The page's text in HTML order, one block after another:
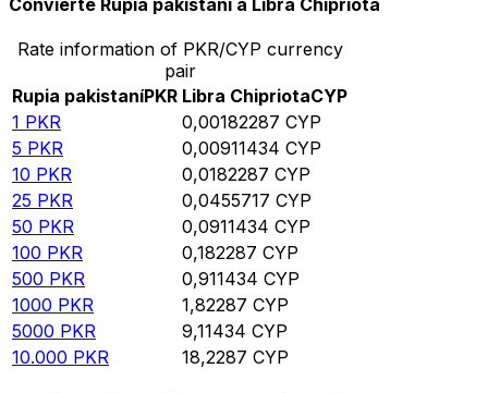
Rate information of PKR/CYP currency
pair
Rupia pakistaníPKR Libra ChipriotaCYP
1 PKR 0,00182287 CYP
5 PKR 0,00911434 CYP
10 PKR 0,0182287 CYP
25 PKR 0,0455717 CYP
50 PKR 0,0911434 CYP
100 PKR 0,182287 CYP
500 PKR 0,911434 CYP
1000 PKR 1,82287 CYP
5000 PKR 9,11434 CYP
10.000 PKR 18,2287 CYP